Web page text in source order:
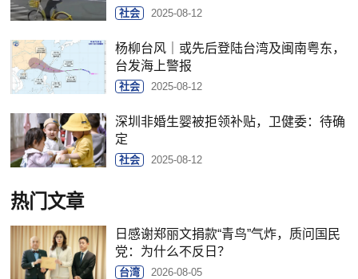
社会 2025-08-12
杨柳台风｜或先后登陆台湾及闽南粤东，
台发海上警报
社会 2025-08-12
深圳非婚生婴被拒领补贴，卫健委：待确
定
社会 2025-08-12
热门文章
日感谢郑丽文捐款“青鸟”气炸，质问国民
党：为什么不反日？
台湾 2026-08-05